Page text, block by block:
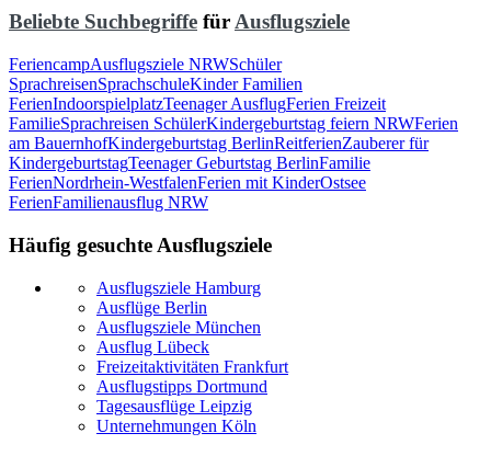
Beliebte Suchbegriffe fürAusflugsziele
FeriencampAusflugsziele NRWSchüler
SprachreisenSprachschuleKinder Familien
FerienIndoorspielplatzTeenager AusflugFerien Freizeit
FamilieSprachreisen SchülerKindergeburtstag feiern NRWFerien
am BauernhofKindergeburtstag BerlinReitferienZauberer für
KindergeburtstagTeenager Geburtstag BerlinFamilie
FerienNordrhein-WestfalenFerien mit KinderOstsee
FerienFamilienausflug NRW
Häufig gesuchte Ausflugsziele
Ausflugsziele Hamburg
Ausflüge Berlin
Ausflugsziele München
Ausflug Lübeck
Freizeitaktivitäten Frankfurt
Ausflugstipps Dortmund
Tagesausflüge Leipzig
Unternehmungen Köln